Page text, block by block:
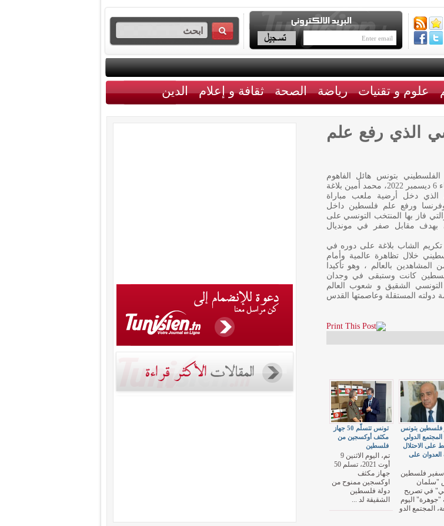
علوم و تقنيات رياضة الصحة ثقافة و إعلام الدين
الذي رفع علم
الفلسطيني بتونس هائل الفاهوم
صباح اليوم الثلاثاء 6 ديسمبر 2022، محمد أمين بلاغة
الذي دخل أرضية ملعب مباراة
ورفع علم فلسطين داخل
فاز بها المنتخب التونسي على
بهدف مقابل صفر في مونديال
تكريم الشاب بلاغة على دوره في
خلال تظاهرة عالمية وأمام
المشاهدين بالعالم ، وهو تأكيدا
كانت وستبقى في وجدان
الشقيق و شعوب العالم
دولته المستقلة وعاصمتها القدس
تونس تتسلّم 50 جهاز
مكثف أوكسجين من
فلسطين
تم، اليوم الاثنين 9
أوت 2021، تسلم 50
جهاز مكثف
اوكسجين ممنوح من
دولة فلسطين
الشقيقة لد ...
فلسطين بتونس
المجتمع الدولي
على الاحتلال
على
سفير فلسطين
"سلمان
في تصريح
"جوهرة" اليوم
المجتمع الدو